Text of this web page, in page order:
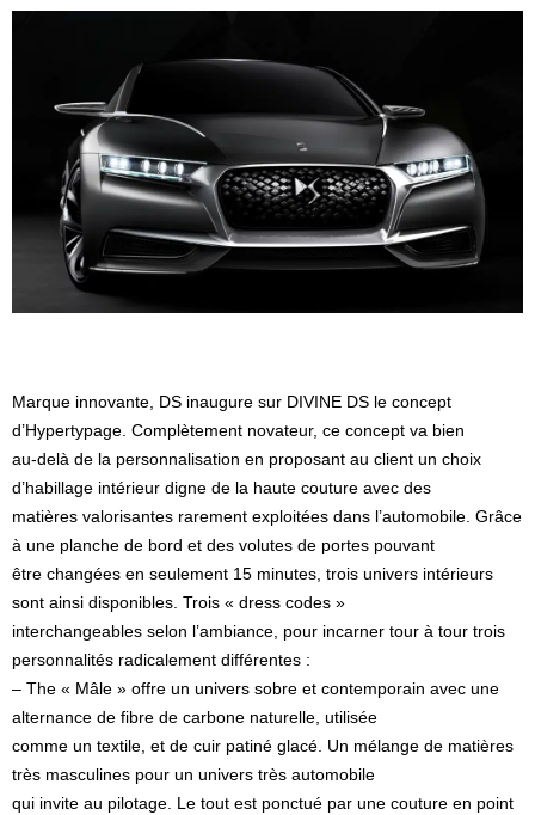
Marque innovante, DS inaugure sur DIVINE DS le concept
d’Hypertypage. Complètement novateur, ce concept va bien
au-delà de la personnalisation en proposant au client un choix
d’habillage intérieur digne de la haute couture avec des
matières valorisantes rarement exploitées dans l’automobile. Grâce
à une planche de bord et des volutes de portes pouvant
être changées en seulement 15 minutes, trois univers intérieurs
sont ainsi disponibles. Trois « dress codes »
interchangeables selon l’ambiance, pour incarner tour à tour trois
personnalités radicalement différentes :
– The « Mâle » offre un univers sobre et contemporain avec une
alternance de fibre de carbone naturelle, utilisée
comme un textile, et de cuir patiné glacé. Un mélange de matières
très masculines pour un univers très automobile
qui invite au pilotage. Le tout est ponctué par une couture en point